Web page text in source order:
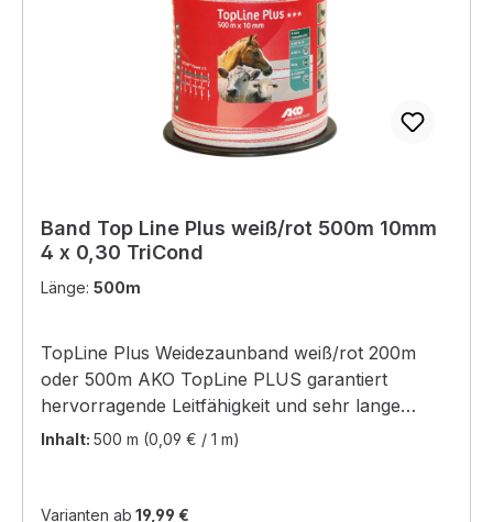
Band Top Line Plus weiß/rot 500m 10mm
4 x 0,30 TriCond
Länge: 500m
TopLine Plus Weidezaunband weiß/rot 200m
oder 500m AKO TopLine PLUS garantiert
hervorragende Leitfähigkeit und sehr lange
Haltbarkeit bei mittleren bis langen Zaunanlagen.
TopLine PLUS Linie, durch Verwendung unseres
Inhalt: 500 m (0,09 € / 1 m)
Varianten ab 19,99 €